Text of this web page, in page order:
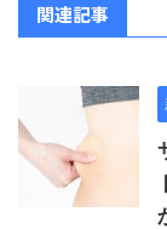
関連記事